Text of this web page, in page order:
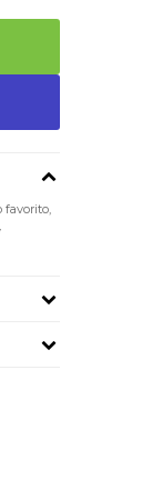
favorito,